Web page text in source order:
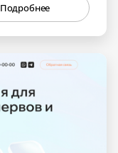
Подробнее